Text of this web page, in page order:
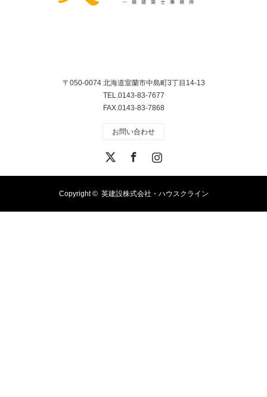
〒050-0074 北海道室蘭市中島町3丁目14-13
TEL.0143-83-7677
FAX.0143-83-7868
お問い合わせ
Instagram
Copyright © 英建設株式会社・ハウスクライン